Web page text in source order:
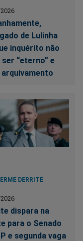
de Lulinha
inquérito não
ser “eterno” e
arquivamento
DERRITE
dispara na
para o Senado
e segunda vaga